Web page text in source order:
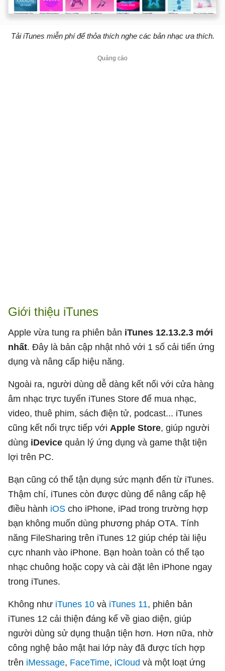
Tải iTunes miễn phí để thỏa thích nghe các bản nhạc ưa thích.
Giới thiệu iTunes
Apple vừa tung ra phiên bản iTunes 12.13.2.3 mới
nhất. Đây là bản cập nhật nhỏ với 1 số cải tiến ứng
dụng và nâng cấp hiệu năng.
Ngoài ra, người dùng dễ dàng kết nối với cửa hàng
âm nhạc trực tuyến iTunes Store để mua nhạc,
video, thuê phim, sách điện tử, podcast... iTunes
cũng kết nối trực tiếp với Apple Store, giúp người
dùng iDevice quản lý ứng dụng và game thật tiện
lợi trên PC.
Bạn cũng có thể tận dụng sức mạnh đến từ iTunes.
Thậm chí, iTunes còn được dùng để nâng cấp hệ
điều hành iOS cho iPhone, iPad trong trường hợp
bạn không muốn dùng phương pháp OTA. Tính
năng FileSharing trên iTunes 12 giúp chép tài liệu
cực nhanh vào iPhone. Bạn hoàn toàn có thể tạo
nhạc chuông hoặc copy và cài đặt lên iPhone ngay
trong iTunes.
Không như iTunes 10 và iTunes 11, phiên bản
iTunes 12 cải thiện đáng kể về giao diện, giúp
người dùng sử dụng thuận tiện hơn. Hơn nữa, nhờ
công nghệ bảo mật hai lớp này đã được tích hợp
trên iMessage, FaceTime, iCloud và một loạt ứng